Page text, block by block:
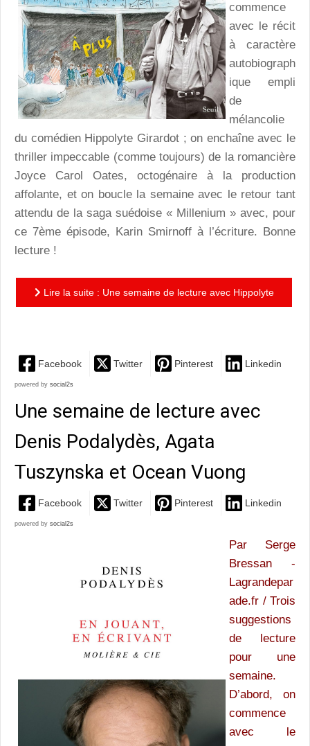
commence
avec le récit
à caractère
autobiograph
ique empli
de
mélancolie
du comédien Hippolyte Girardot ; on enchaîne avec le
thriller impeccable (comme toujours) de la romancière
Joyce Carol Oates, octogénaire à la production
affolante, et on boucle la semaine avec le retour tant
attendu de la saga suédoise « Millenium » avec, pour
ce 7ème épisode, Karin Smirnoff à l’écriture. Bonne
lecture !
Lire la suite : Une semaine de lecture avec Hippolyte
Facebook Twitter Pinterest Linkedin
powered by social2s
Une semaine de lecture avec
Denis Podalydès, Agata
Tuszynska et Ocean Vuong
Facebook Twitter Pinterest Linkedin
powered by social2s
Par Serge
Bressan -
Lagrandepar
ade.fr / Trois
suggestions
de lecture
pour une
semaine.
D’abord, on
commence
avec le